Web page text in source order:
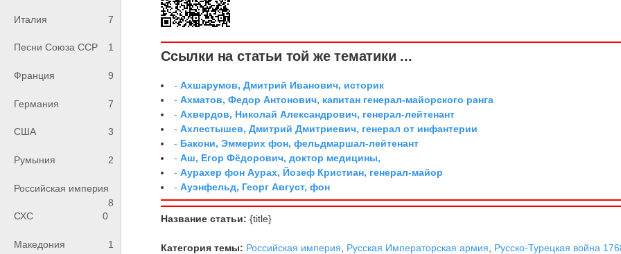
Италия 7
Песни Союза ССР 1
Франция 9
Германия 7
США 3
Румыния 2
Российская империя
8
СХС
0
Македония 1
Ссылки на статьи той же тематики ...
-Ахшарумов, Дмитрий Иванович, историк
-Ахматов, Федор Антонович, капитан генерал-майорского ранга
-Ахвердов, Николай Александрович, генерал-лейтенант
-Ахлестышев, Дмитрий Дмитриевич, генерал от инфантерии
- Бакони, Эммерих фон, фельдмаршал-лейтенант
-Аш, Егор Фёдорович, доктор медицины,
-Аурахер фон Аурах, Йозеф Кристиан, генерал-майор
-Ауэнфельд, Георг Август, фон
Название статьи: {title}
Категория темы: Российская империя Русская Императорская армия
Русско-Турецкая война